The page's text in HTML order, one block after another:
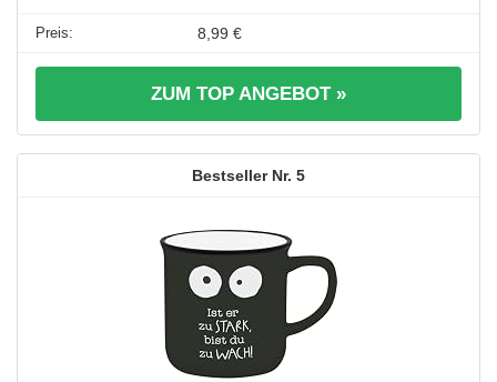
8,99 €
ZUM TOP ANGEBOT »
5